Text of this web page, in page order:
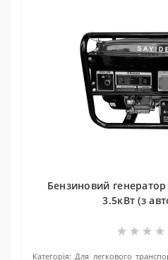
Бензиновий
3.5кВт (з
Категорія: Для легкового